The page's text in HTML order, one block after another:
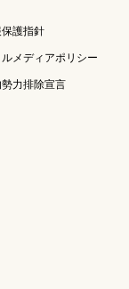
護指針
メディアポリシー
力排除宣言